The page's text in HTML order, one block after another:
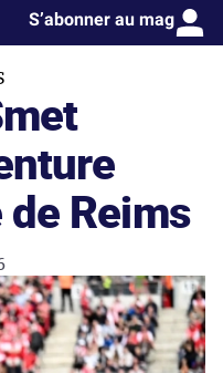
S’abonner au mag
Reims